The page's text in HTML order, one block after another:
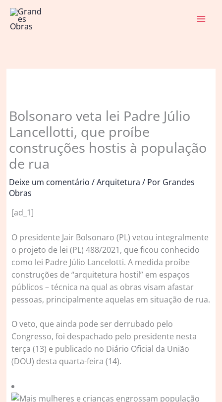
para
Bolsonaro veta lei Padre Júlio
Lancellotti, que proíbe
construções hostis à população
de rua
Deixe um comentário /Arquitetura / Por Grandes
Obras
[ad_1]
O presidente Jair Bolsonaro (PL) vetou integralmente
o projeto de lei (PL) 488/2021, que ficou conhecido
como lei Padre Júlio Lancelotti. A medida proíbe
construções de “arquitetura hostil” em espaços
públicos – técnica na qual as obras visam afastar
pessoas, principalmente aquelas em situação de rua.
O veto, que ainda pode ser derrubado pelo
Congresso, foi despachado pelo presidente nesta
terça (13) e publicado no Diário Oficial da União
(DOU) desta quarta-feira (14).